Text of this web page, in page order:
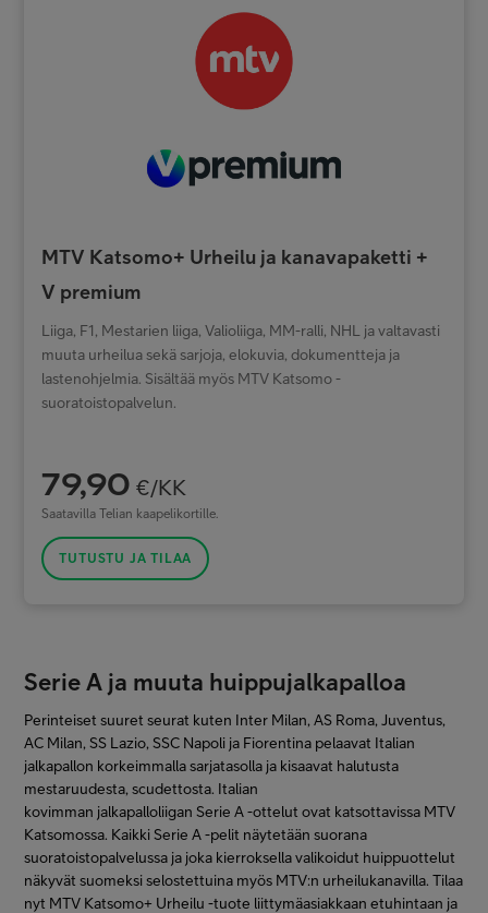
MTV Katsomo+ Urheilu ja kanavapaketti +
V premium
Liiga, F1, Mestarien liiga, Valioliiga, MM-ralli, NHL ja valtavasti
muuta urheilua sekä sarjoja, elokuvia, dokumentteja ja
lastenohjelmia. Sisältää myös MTV Katsomo -
suoratoistopalvelun.
79,90 €/KK
Saatavilla Telian kaapelikortille.
TUTUSTU JA TILAA
Serie A ja muuta huippujalkapalloa
Perinteiset suuret seurat kuten Inter Milan, AS Roma, Juventus,
AC Milan, SS Lazio, SSC Napoli ja Fiorentina pelaavat Italian
jalkapallon korkeimmalla sarjatasolla ja kisaavat halutusta
mestaruudesta, scudettosta. Italian
kovimman jalkapalloliigan Serie A -ottelut ovat katsottavissa MTV
Katsomossa. Kaikki Serie A -pelit näytetään suorana
suoratoistopalvelussa ja joka kierroksella valikoidut huippuottelut
näkyvät suomeksi selostettuina myös MTV:n urheilukanavilla. Tilaa
nyt MTV Katsomo+ Urheilu -tuote liittymäasiakkaan etuhintaan ja